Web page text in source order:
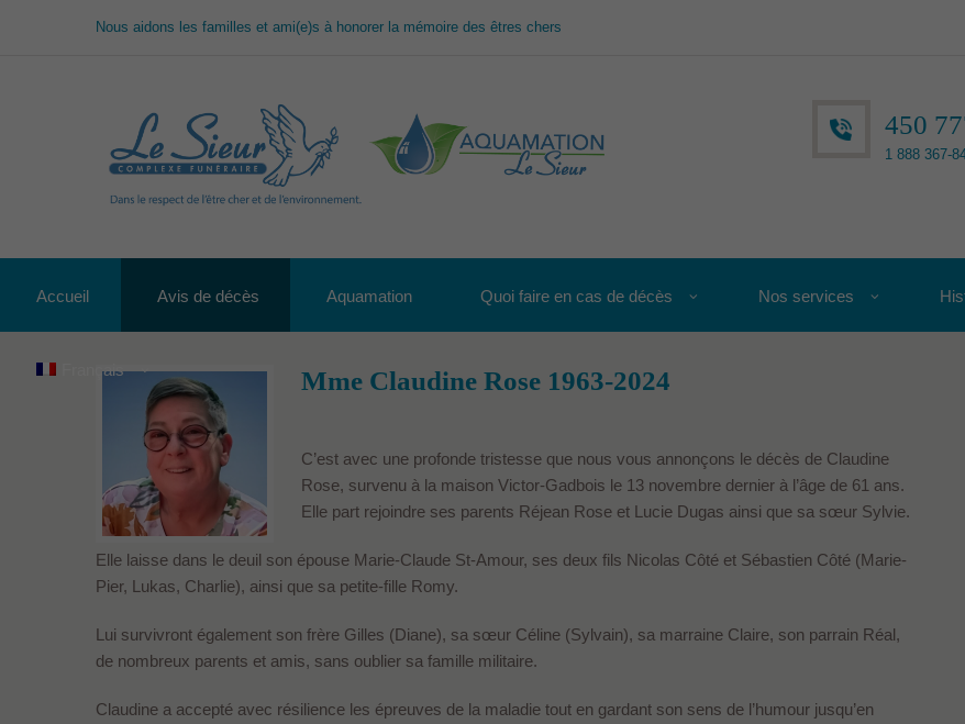
Nous aidons les familles et ami(e)s à honorer la mémoire des êtres chers
450
1 888 367-
Accueil Avis de décès Aquamation Quoi faire en cas de décès Nos services
Français Mme Claudine Rose 1963-2024
C’est avec une profonde tristesse que nous vous annonçons le décès de Claudine
Rose, survenu à la maison Victor-Gadbois le 13 novembre dernier à l’âge de 61 ans.
Elle part rejoindre ses parents Réjean Rose et Lucie Dugas ainsi que sa sœur Sylvie.
Elle laisse dans le deuil son épouse Marie-Claude St-Amour, ses deux fils Nicolas Côté et Sébastien Côté (Marie-
Pier, Lukas, Charlie), ainsi que sa petite-fille Romy.
Lui survivront également son frère Gilles (Diane), sa sœur Céline (Sylvain), sa marraine Claire, son parrain Réal,
de nombreux parents et amis, sans oublier sa famille militaire.
Claudine a accepté avec résilience les épreuves de la maladie tout en gardant son sens de l’humour jusqu’en